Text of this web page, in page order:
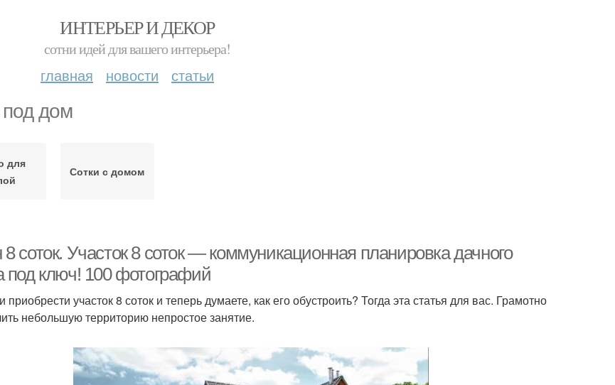
ИНТЕРЬЕР И ДЕКОР
сотни идей для вашего интерьера!
главная новости статьи
дом
для
Сотки с домом
соток. Участок 8 соток — коммуникационная планировка дачного
под ключ! 100 фотографий
участок 8 соток и теперь думаете, как его обустроить? Тогда эта статья для вас. Грамотно
небольшую территорию непростое занятие.